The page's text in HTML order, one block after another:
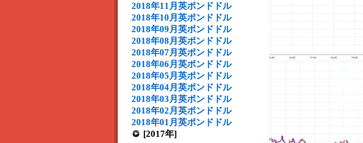
2018年11月英ポンドドル
2018年10月英ポンドドル
2018年09月英ポンドドル
2018年08月英ポンドドル
2018年07月英ポンドドル
2018年06月英ポンドドル
2018年05月英ポンドドル
2018年04月英ポンドドル
2018年03月英ポンドドル
2018年02月英ポンドドル
2018年01月英ポンドドル
[2017年]